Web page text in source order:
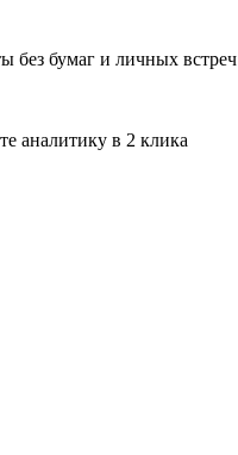
без бумаг и личных встреч
аналитику в 2 клика